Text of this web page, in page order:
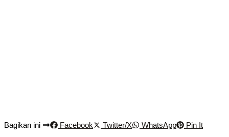
Bagikan ini Facebook Twitter/X WhatsApp Pin It